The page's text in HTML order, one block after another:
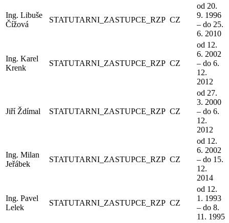
Ing. Libuše
Čížová
STATUTARNI_ZASTUPCE_RZP CZ
od 20.
9. 1996
– do 25.
6. 2010
Ing. Karel
Krenk
STATUTARNI_ZASTUPCE_RZP CZ
od 12.
6. 2002
– do 6.
12.
2012
Jiří Ždímal STATUTARNI_ZASTUPCE_RZP CZ
od 27.
3. 2000
– do 6.
12.
2012
Ing. Milan
Jeřábek
STATUTARNI_ZASTUPCE_RZP CZ
od 12.
6. 2002
– do 15.
12.
2014
Ing. Pavel
Lelek
STATUTARNI_ZASTUPCE_RZP CZ
od 12.
1. 1993
– do 8.
11. 1995